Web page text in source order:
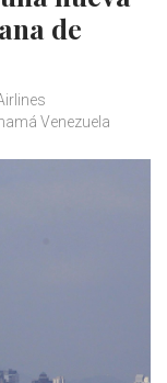
de
Venezuela